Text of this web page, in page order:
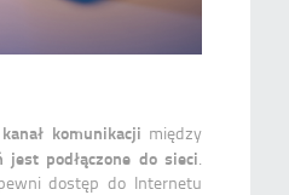
komunikacji między
podłączone do sieci
dostęp do Internetu